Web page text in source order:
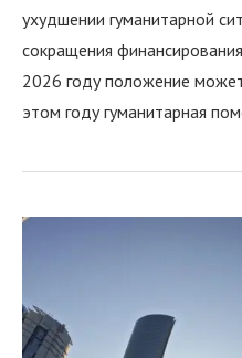
ухудшении гуманитарной
сокращения
2026 году положение
этом году гуманитарная